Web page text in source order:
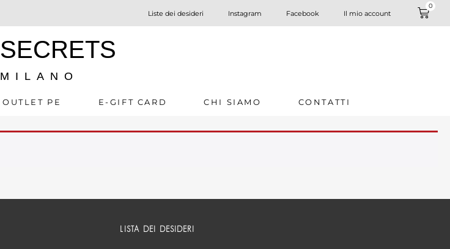
Liste dei desideri Instagram Facebook Il mio account
0
SECRETS
MILANO
OUTLET PE E-GIFT CARD CHI SIAMO CONTATTI
LISTA DEI DESIDERI